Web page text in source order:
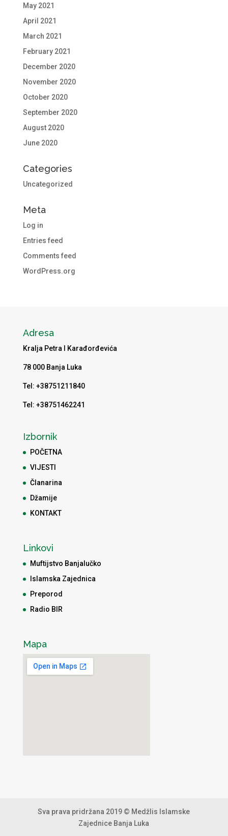
May 2021
April 2021
March 2021
February 2021
December 2020
November 2020
October 2020
September 2020
August 2020
June 2020
Categories
Uncategorized
Meta
Log in
Entries feed
Comments feed
WordPress.org
Adresa
Kralja Petra I Karađorđevića
78 000 Banja Luka
Tel: +38751211840
Tel: +38751462241
Izbornik
POČETNA
VIJESTI
Članarina
Džamije
KONTAKT
Linkovi
Muftijstvo Banjalučko
Islamska Zajednica
Preporod
Radio BIR
Mapa
Sva prava pridržana 2019 © Medžlis Islamske
Zajednice Banja Luka